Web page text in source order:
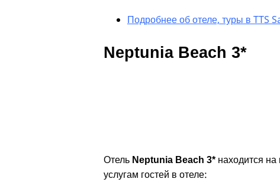
Подробнее об отеле, туры в TTS
Neptunia Beach 3*
Отель Neptunia Beach 3*находится на
услугам гостей в отеле: